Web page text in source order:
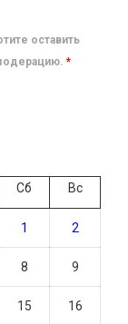
оставить
*
Сб Вс
1 2
8 9
15 16